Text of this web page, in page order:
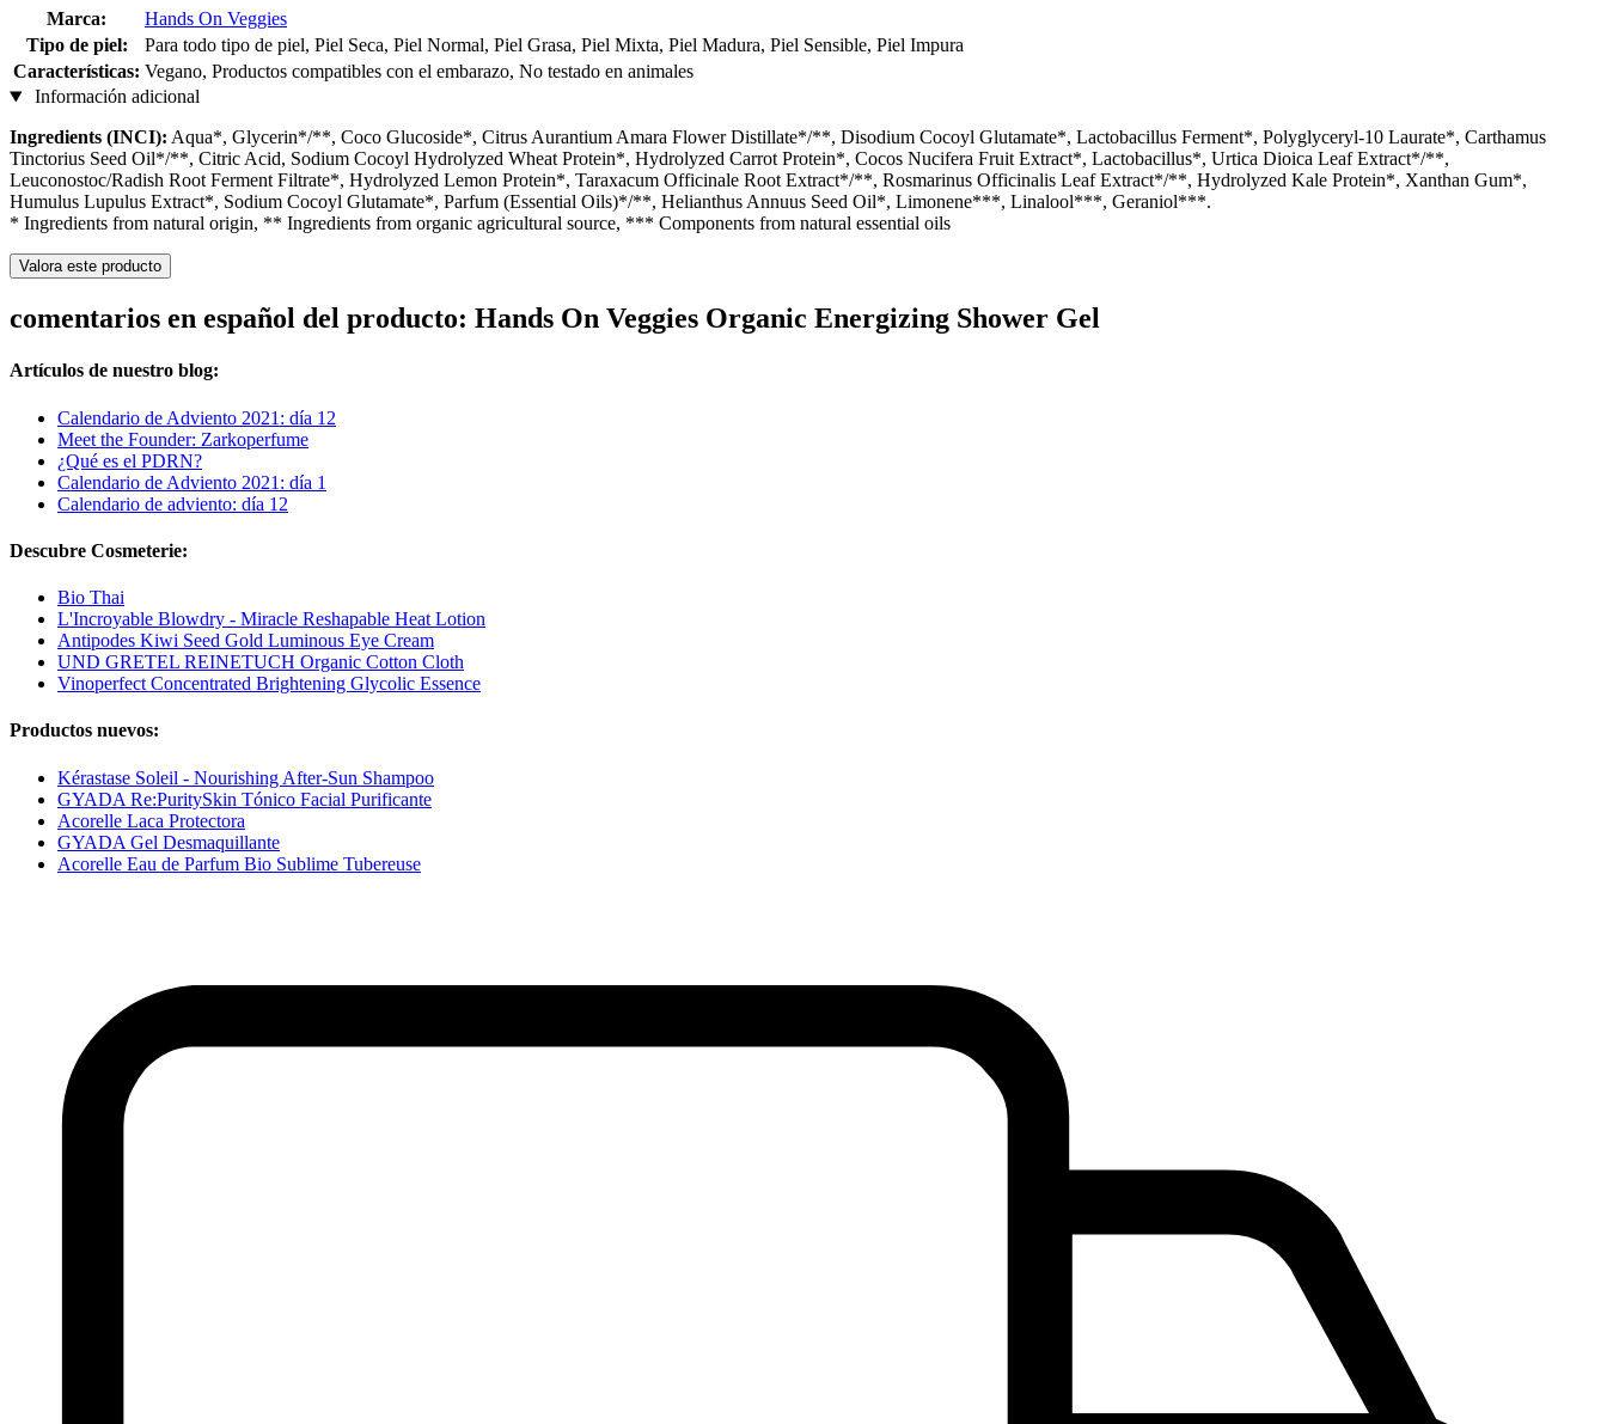
Marca:
Hands On Veggies
Tipo de piel:
Para todo tipo de piel, Piel Seca, Piel Normal, Piel Grasa, Piel Mixta, Piel Madura, Piel Sensible, Piel Impura
Características: Vegano, Productos compatibles con el embarazo, No testado en animales
Información adicional
Ingredients (INCI): Aqua*, Glycerin*/**, Coco Glucoside*, Citrus Aurantium Amara Flower Distillate*/**, Disodium Cocoyl Glutamate*, Lactobacillus Ferment*, Polyglyceryl-10 Laurate*, Carthamus
Tinctorius Seed Oil*/**, Citric Acid, Sodium Cocoyl Hydrolyzed Wheat Protein*, Hydrolyzed Carrot Protein*, Cocos Nucifera Fruit Extract*, Lactobacillus*, Urtica Dioica Leaf Extract*/**,
Leuconostoc/Radish Root Ferment Filtrate*, Hydrolyzed Lemon Protein*, Taraxacum Officinale Root Extract*/**, Rosmarinus Officinalis Leaf Extract*/**, Hydrolyzed Kale Protein*, Xanthan Gum*,
Humulus Lupulus Extract*, Sodium Cocoyl Glutamate*, Parfum (Essential Oils)*/**, Helianthus Annuus Seed Oil*, Limonene***, Linalool***, Geraniol***.
* Ingredients from natural origin, ** Ingredients from organic agricultural source, *** Components from natural essential oils
Valora este producto
comentarios en español del producto: Hands On Veggies Organic Energizing Shower Gel
Artículos de nuestro blog:
Calendario de Adviento 2021: día 12
Meet the Founder: Zarkoperfume
¿Qué es el PDRN?
Calendario de Adviento 2021: día 1
Calendario de adviento: día 12
Descubre Cosmeterie:
Bio Thai
L'Incroyable Blowdry - Miracle Reshapable Heat Lotion
Antipodes Kiwi Seed Gold Luminous Eye Cream
UND GRETEL REINETUCH Organic Cotton Cloth
Vinoperfect Concentrated Brightening Glycolic Essence
Productos nuevos:
Kérastase Soleil - Nourishing After-Sun Shampoo
GYADA Re:PuritySkin Tónico Facial Purificante
Acorelle Laca Protectora
GYADA Gel Desmaquillante
Acorelle Eau de Parfum Bio Sublime Tubereuse